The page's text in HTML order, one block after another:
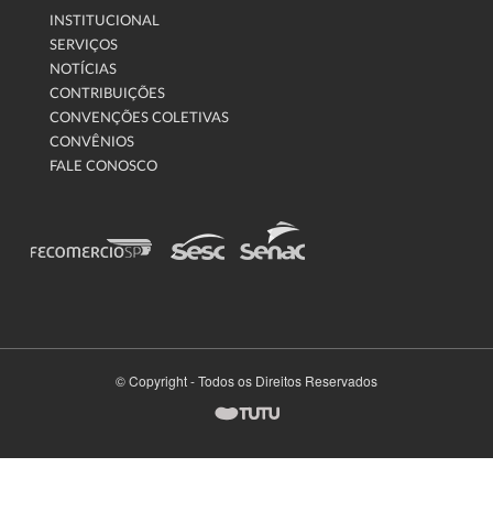
INSTITUCIONAL
SERVIÇOS
NOTÍCIAS
CONTRIBUIÇÕES
CONVENÇÕES COLETIVAS
CONVÊNIOS
FALE CONOSCO
© Copyright - Todos os Direitos Reservados